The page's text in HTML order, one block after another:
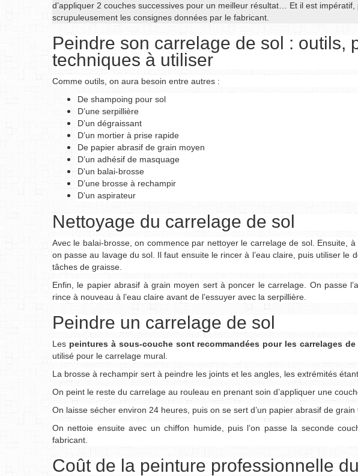
d’appliquer 2 couches successives pour un meilleur résultat… Et il est
scrupuleusement les consignes données par le fabricant.
Peindre son carrelage de sol : outils,
techniques à utiliser
Comme outils, on aura besoin entre autres :
De shampoing pour sol
D’une serpillière
D’un dégraissant
D’un mortier à prise rapide
De papier abrasif de grain moyen
D’un adhésif de masquage
D’un balai-brosse
D’une brosse à rechampir
D’un aspirateur
Nettoyage du carrelage de sol
Avec le balai-brosse, on commence par nettoyer le carrelage de sol. Ensuite,
on passe au lavage du sol. Il faut ensuite le rincer à l’eau claire, puis utiliser le
tâches de graisse.
Enfin, le papier abrasif à grain moyen sert à poncer le carrelage. On passe
rince à nouveau à l’eau claire avant de l’essuyer avec la serpillière.
Peindre un carrelage de sol
Les peintures à sous-couche sont recommandées pour les carrelages de
utilisé pour le carrelage mural.
La brosse à rechampir sert à peindre les joints et les angles, les extrémités
On peint le reste du carrelage au rouleau en prenant soin d’appliquer une
On laisse sécher environ 24 heures, puis on se sert d’un papier abrasif de
On nettoie ensuite avec un chiffon humide, puis l’on passe la seconde
fabricant.
Coût de la peinture professionnelle